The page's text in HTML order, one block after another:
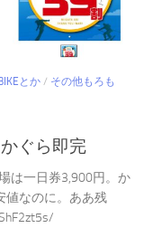
とか / その他もろも
ぐら即完
は一日券3,900円。か
値なのに。ああ残